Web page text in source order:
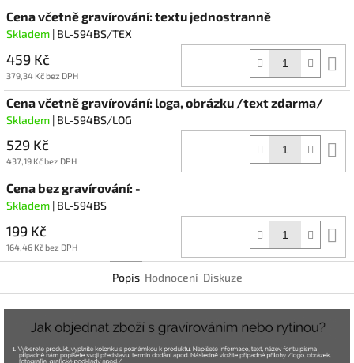
Cena včetně gravírování: textu jednostranně
Skladem | BL-594BS/TEX
459 Kč
379,34 Kč bez DPH
Cena včetně gravírování: loga, obrázku /text zdarma/
Skladem | BL-594BS/LOG
529 Kč
437,19 Kč bez DPH
Cena bez gravírování: -
Skladem | BL-594BS
199 Kč
164,46 Kč bez DPH
Popis Hodnocení Diskuze